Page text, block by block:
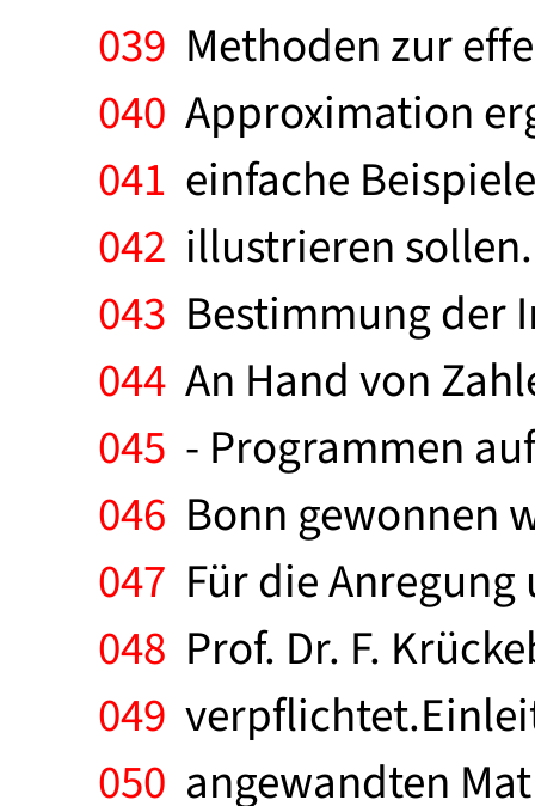
039 Methoden zur
040 Approximation
041 einfache
042 illustrieren
043 Bestimmung der
044 An Hand von
045 - Programmen
046 Bonn gewonnen
047 Für die
048 Prof. Dr. F.
049
050 angewandten